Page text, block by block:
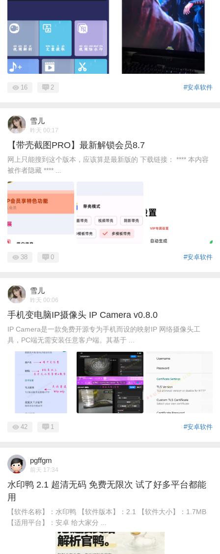
#安卓软件
16 2
雪儿
昨天 00:17
【带壳截图PRO】最新解锁会员8.7
网上只能搜到这个版本，应该算是最新版的 下载链接： **** 本内容
被作者隐藏 **** ...
#安卓软件
38 0
雪儿
昨天 00:06
手机变电脑IP摄像头 IP Camera v0.8.0
IP Camera是一款免费开源专为手机而设的映射IP 网络摄像头工
具，PC端无需安装任意客户端。其基于 ...
#安卓软件
42 1
pgffgm
前天 17:34
水印鸭 2.1 超清无码 免费无限次 试了好多平台都能
用
【软件名称】：水印鸭 【软件版本】：2.1 【软件大小】：1.7MB
【适用平台】：安卓 给大家分 ...